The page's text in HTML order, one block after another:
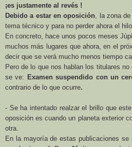
¡es justamente al revés !
Debido a estar en oposición , la zona de
tema técnico y para no perder ahora el hilo.
En concreto, hace unos pocos meses
muchos más lugares que ahora, en el
decir que se verá mucho menos tiempo
Pero de lo que nos hablan los titulares
se ve: Examen suspendido con un
contrario de lo que ocurre.
- Se ha intentado realzar el brillo que
oposición es cuando un planeta exterior
otra.
En la mayoría de estas publicaciones se